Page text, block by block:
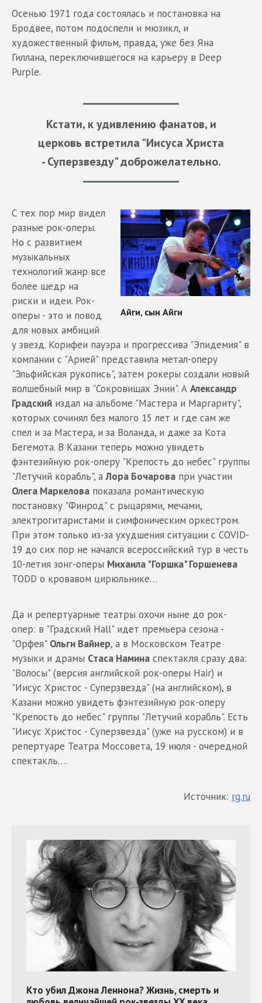
Осенью 1971 года состоялась и постановка на
Бродвее, потом подоспели и мюзикл, и
художественный фильм, правда, уже без Яна
Гиллана, переключившегося на карьеру в Deep
Purple.
Кстати, к удивлению фанатов, и
церковь встретила "Иисуса Христа
- Суперзвезду" доброжелательно.
С тех пор мир видел
разные рок-оперы.
Но с развитием
музыкальных
технологий жанр все
более щедр на
риски и идеи. Рок-
оперы - это и повод
для новых амбиций
у звезд. Корифеи пауэра и прогрессива "Эпидемия" в
компании с "Арией" представила метал-оперу
"Эльфийская рукопись", затем рокеры создали новый
волшебный мир в "Сокровищах Энии". А Александр
Градский издал на альбоме "Мастера и Маргариту",
которых сочинял без малого 15 лет и где сам же
спел и за Мастера, и за Воланда, и даже за Кота
Бегемота. В Казани теперь можно увидеть
фэнтезийную рок-оперу "Крепость до небес" группы
"Летучий корабль", аЛора Бочарова при участии
Олега Маркелова показала романтическую
постановку "Финрод" с рыцарями, мечами,
электрогитаристами и симфоническим оркестром.
При этом только из-за ухудшения ситуации с COVID-
19 до сих пор не начался всероссийский тур в честь
10-летия зонг-оперы Михаила "Горшка" Горшенева
TODD о кровавом цирюльнике…
Да и репертуарные театры охочи ныне до рок-
опер: в "Градский Hall" идет премьера сезона -
"Орфея" Ольги Вайнер, а в Московском Театре
музыки и драмы Стаса Намина спектакля сразу два:
"Волосы" (версия английской рок-оперы Hair) и
"Иисус Христос - Суперзвезда" (на английском), в
Казани можно увидеть фэнтезийную рок-оперу
"Крепость до небес" группы "Летучий корабль". Есть
"Иисус Христос - Суперзвезда" (уже на русском) и в
репертуаре Театра Моссовета, 19 июля - очередной
спектакль….
Источник: rg.ru